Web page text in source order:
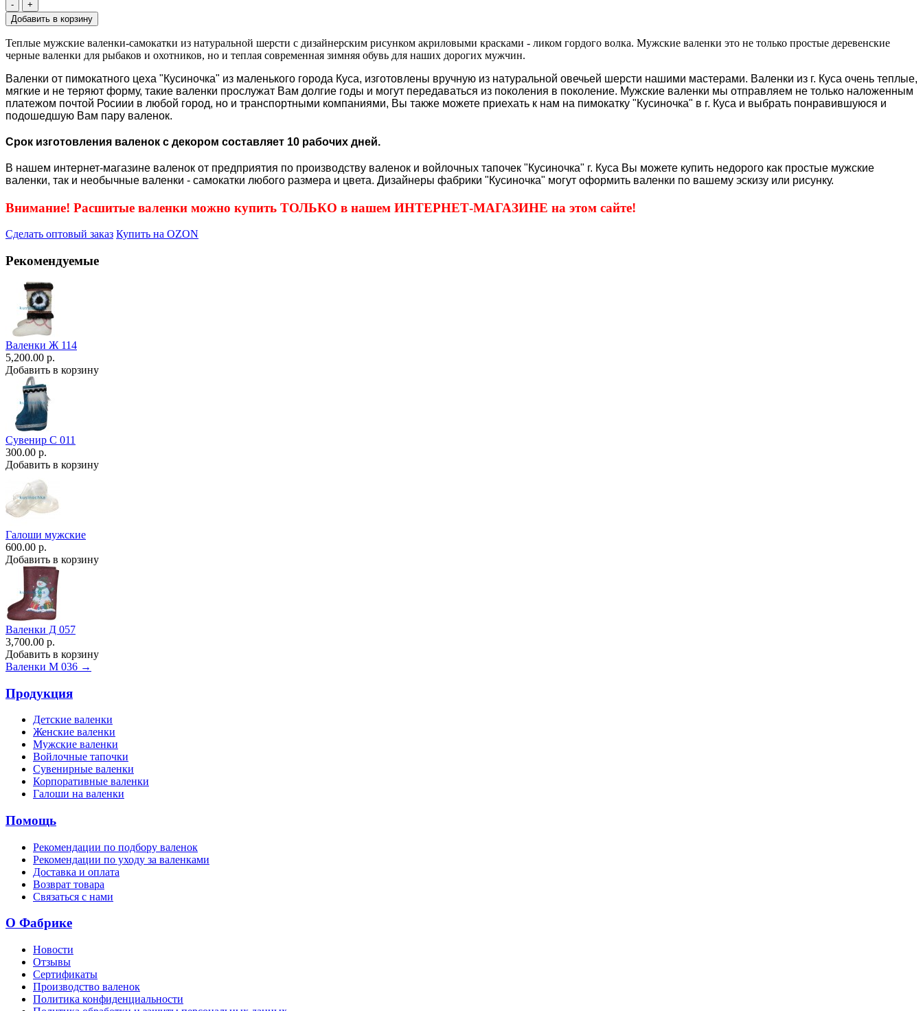
- +
Теплые мужские валенки-самокатки из натуральной шерсти с дизайнерским рисунком акриловыми красками - ликом гордого волка. Мужские валенки это не только простые деревенские
черные валенки для рыбаков и охотников, но и теплая современная зимняя обувь для наших дорогих мужчин.
Валенки от пимокатного цеха "Кусиночка" из маленького города Куса, изготовлены вручную из натуральной овечьей шерсти нашими мастерами. Валенки из г. Куса очень теплые,
мягкие и не теряют форму, такие валенки прослужат Вам долгие годы и могут передаваться из поколения в поколение. Мужские валенки мы отправляем не только наложенным
платежом почтой Росиии в любой город, но и транспортными компаниями, Вы также можете приехать к нам на пимокатку "Кусиночка" в г. Куса и выбрать понравившуюся и
подошедшую Вам пару валенок.
Срок изготовления валенок с декором составляет 10 рабочих дней.
В нашем интернет-магазине валенок от предприятия по производству валенок и войлочных тапочек "Кусиночка" г. Куса Вы можете купить недорого как простые мужские
валенки, так и необычные валенки - самокатки любого размера и цвета. Дизайнеры фабрики "Кусиночка" могут оформить валенки по вашему эскизу или рисунку.
Внимание! Расшитые валенки можно купить ТОЛЬКО в нашем ИНТЕРНЕТ-МАГАЗИНЕ на этом сайте!
Сделать оптовый заказ Купить на OZON
Рекомендуемые
Валенки Ж 114
5,200.00 р.
Добавить в корзину
Сувенир С 011
300.00 р.
Добавить в корзину
Галоши мужские
600.00 р.
Добавить в корзину
Валенки Д 057
3,700.00 р.
Добавить в корзину
Валенки М 036 →
Продукция
Детские валенки
Женские валенки
Мужские валенки
Войлочные тапочки
Сувенирные валенки
Корпоративные валенки
Галоши на валенки
Помощь
Рекомендации по подбору валенок
Рекомендации по уходу за валенками
Доставка и оплата
Возврат товара
Связаться с нами
О Фабрике
Новости
Отзывы
Сертификаты
Производство валенок
Политика конфиденциальности